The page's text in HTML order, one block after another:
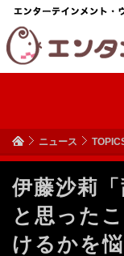
ニュース
伊藤沙莉
と思った
けるかを